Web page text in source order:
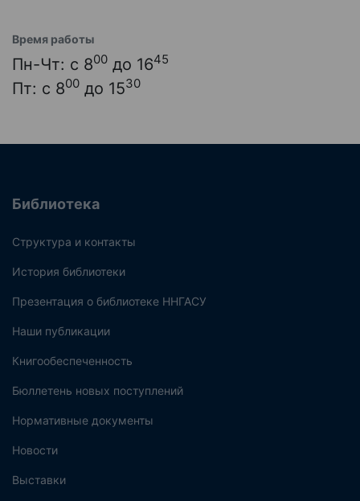
Время работы
Пн-Чт: с 800 до 1645
Пт: с 800 до 1530
Библиотека
Структура и контакты
История библиотеки
Презентация о библиотеке ННГАСУ
Наши публикации
Книгообеспеченность
Бюллетень новых поступлений
Нормативные документы
Новости
Выставки